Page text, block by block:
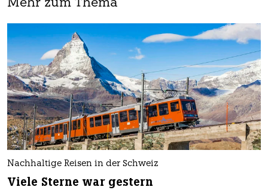
Mehr zum Thema
Nachhaltige Reisen in der Schweiz
Viele Sterne war gestern